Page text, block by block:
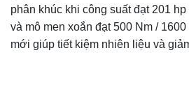
phân khúc khi công suất đạt 201
và mô men xoắn đạt 500 Nm /
mới giúp tiết kiệm nhiên liệu và